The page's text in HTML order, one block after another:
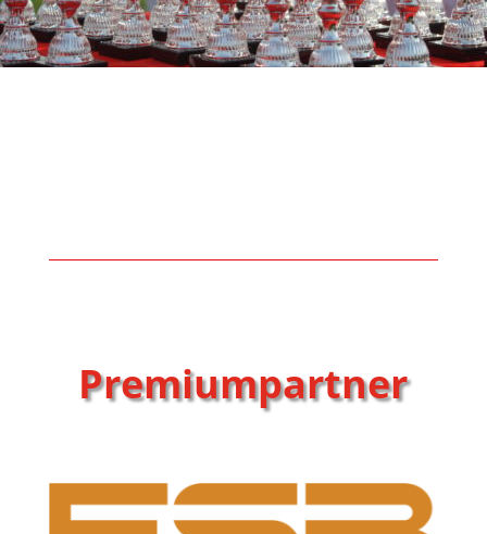
Premiumpartner